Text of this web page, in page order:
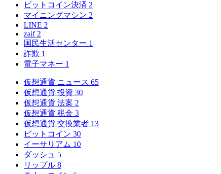
ビットコイン決済 2
マイニングマシン 2
LINE 2
zaif 2
国民生活センター 1
詐欺 1
電子マネー 1
仮想通貨 ニュース 65
仮想通貨 投資 30
仮想通貨 法案 2
仮想通貨 税金 3
仮想通貨 交換業者 13
ビットコイン 30
イーサリアム 10
ダッシュ 5
リップル 8